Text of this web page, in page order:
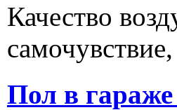
Качество
Пол в